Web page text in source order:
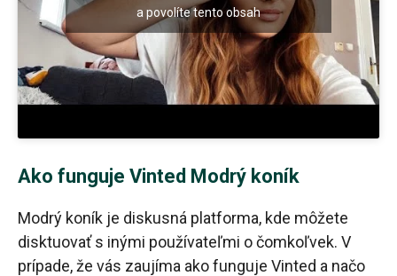
a povolíte tento obsah
Ako funguje Vinted Modrý koník
Modrý koník je diskusná platforma, kde môžete
disktuovať s inými používateľmi o čomkoľvek. V
prípade, že vás zaujíma ako funguje Vinted a načo